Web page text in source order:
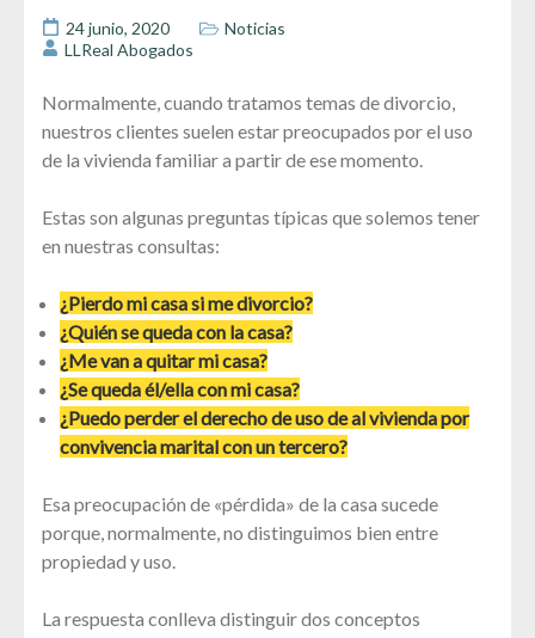
24 junio, 2020
Noticias
LLReal Abogados
Normalmente, cuando tratamos temas de divorcio,
nuestros clientes suelen estar preocupados por el uso
de la vivienda familiar a partir de ese momento.
Estas son algunas preguntas típicas que solemos tener
en nuestras consultas:
¿Pierdo mi casa si me divorcio?
¿Quién se queda con la casa?
¿Me van a quitar mi casa?
¿Se queda él/ella con mi casa?
¿Puedo perder el derecho de uso de al vivienda por
convivencia marital con un tercero?
Esa preocupación de «pérdida» de la casa sucede
porque, normalmente, no distinguimos bien entre
propiedad y uso.
La respuesta conlleva distinguir dos conceptos